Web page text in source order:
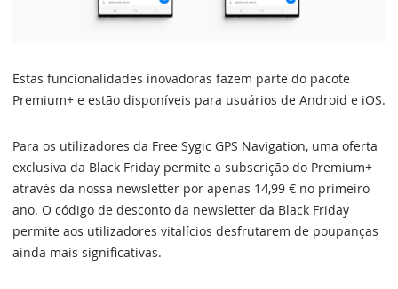
Estas funcionalidades inovadoras fazem parte do pacote
Premium+ e estão disponíveis para usuários de Android e iOS.
Para os utilizadores da Free Sygic GPS Navigation, uma oferta
exclusiva da Black Friday permite a subscrição do Premium+
através da nossa newsletter por apenas 14,99 € no primeiro
ano. O código de desconto da newsletter da Black Friday
permite aos utilizadores vitalícios desfrutarem de poupanças
ainda mais significativas.